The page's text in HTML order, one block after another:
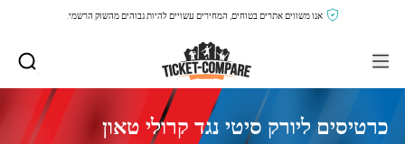
אנו משווים אתרים בטוחים, המחירים עשויים להיות גבוהים מהשוק הרשמי.
כרטיסים ליורק סיטי נגד קרולי טאון